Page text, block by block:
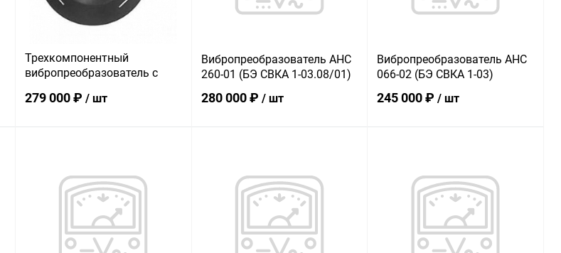
Трехкомпонентный
вибропреобразователь с
279 000 ₽ / шт
Купить в 1 клик К сравнению
Вибропреобразователь АНС
260-01 (БЭ СВКА 1-03.08/01)
280 000 ₽ / шт
Купить в 1 клик К сравнению
Вибропреобразователь АНС
066-02 (БЭ СВКА 1-03)
245 000 ₽/ шт
Купить в 1 клик К сравнению